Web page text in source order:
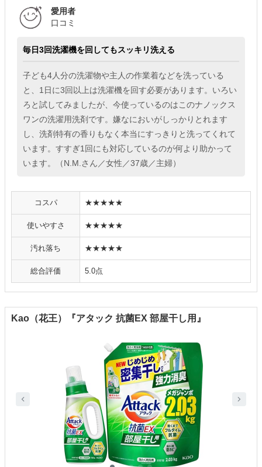
愛用者
口コミ
毎日3回洗濯機を回してもスッキリ洗える
子ども4人分の洗濯物や主人の作業着などを洗っている
と、1日に3回以上は洗濯機を回す必要があります。いろい
ろと試してみましたが、今使っているのはこのナノックス
ワンの洗濯用洗剤です。嫌なにおいがしっかりとれます
し、洗剤特有の香りもなく本当にすっきりと洗ってくれて
います。すすぎ1回にも対応しているのが何より助かって
います。（N.M.さん／女性／37歳／主婦）
コスパ ★★★★★
使いやすさ ★★★★★
汚れ落ち ★★★★★
総合評価 5.0点
Kao（花王）『アタック 抗菌EX 部屋干し用』